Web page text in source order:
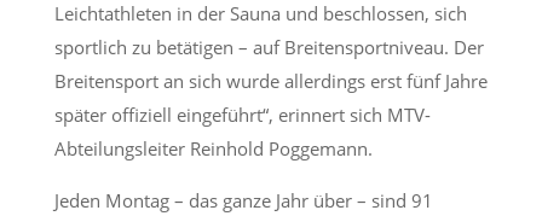
Leichtathleten in der Sauna und beschlossen, sich
sportlich zu betätigen – auf Breitensportniveau. Der
Breitensport an sich wurde allerdings erst fünf Jahre
später offiziell eingeführt“, erinnert sich MTV-
Abteilungsleiter Reinhold Poggemann.
Jeden Montag – das ganze Jahr über – sind 91